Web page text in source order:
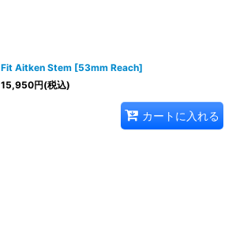
Fit Aitken Stem [53mm Reach]
15,950円(税込)
カートに入れる